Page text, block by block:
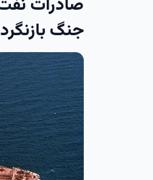
جنگ